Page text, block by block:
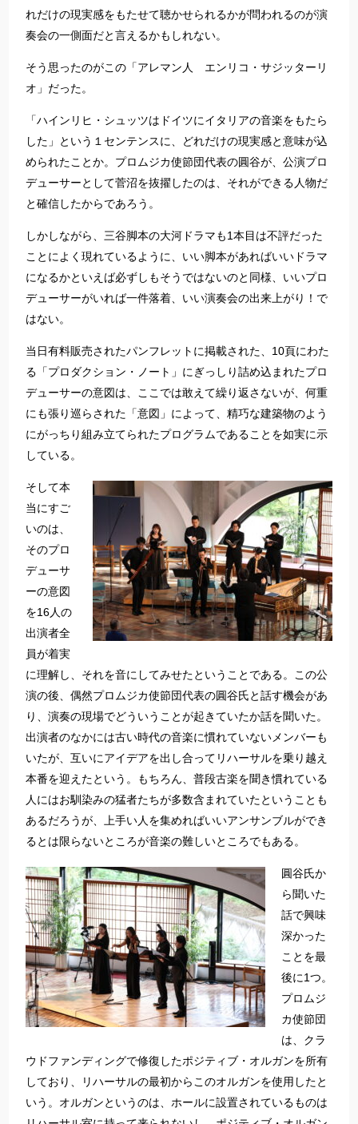
れだけの現実感をもたせて聴かせられるかが問われるのが演
奏会の一側面だと言えるかもしれない。
そう思ったのがこの「アレマン人 エンリコ・サジッターリ
オ」だった。
「ハインリヒ・シュッツはドイツにイタリアの音楽をもたら
した」という１センテンスに、どれだけの現実感と意味が込
められたことか。プロムジカ使節団代表の圓谷が、公演プロ
デューサーとして菅沼を抜擢したのは、それができる人物だ
と確信したからであろう。
しかしながら、三谷脚本の大河ドラマも1本目は不評だった
ことによく現れているように、いい脚本があればいいドラマ
になるかといえば必ずしもそうではないのと同様、いいプロ
デューサーがいれば一件落着、いい演奏会の出来上がり！で
はない。
当日有料販売されたパンフレットに掲載された、10頁にわた
る「プロダクション・ノート」にぎっしり詰め込まれたプロ
デューサーの意図は、ここでは敢えて繰り返さないが、何重
にも張り巡らされた「意図」によって、精巧な建築物のよう
にがっちり組み立てられたプログラムであることを如実に示
している。
そして本
当にすご
いのは、
そのプロ
デューサ
ーの意図
を16人の
出演者全
員が着実
に理解し、それを音にしてみせたということである。この公
演の後、偶然プロムジカ使節団代表の圓谷氏と話す機会があ
り、演奏の現場でどういうことが起きていたか話を聞いた。
出演者のなかには古い時代の音楽に慣れていないメンバーも
いたが、互いにアイデアを出し合ってリハーサルを乗り越え
本番を迎えたという。もちろん、普段古楽を聞き慣れている
人にはお馴染みの猛者たちが多数含まれていたということも
あるだろうが、上手い人を集めればいいアンサンブルができ
るとは限らないところが音楽の難しいところでもある。
圓谷氏か
ら聞いた
話で興味
深かった
ことを最
後に1つ。
プロムジ
カ使節団
は、クラ
ウドファンディングで修復したポジティブ・オルガンを所有
しており、リハーサルの最初からこのオルガンを使用したと
いう。オルガンというのは、ホールに設置されているものは